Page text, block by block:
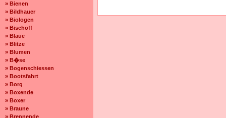
» Bienen
» Bildhauer
» Biologen
» Bischoff
» Blaue
» Blitze
» Blumen
» B�se
» Bogenschiessen
» Bootsfahrt
» Borg
» Boxende
» Boxer
» Braune
» Brennende